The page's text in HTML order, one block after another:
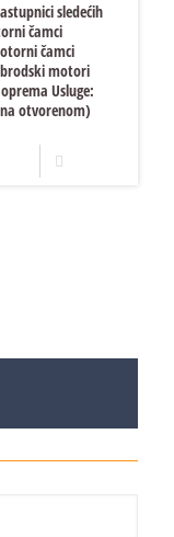
sledećih
čamci
čamci
motori
Usluge:
otvorenom)